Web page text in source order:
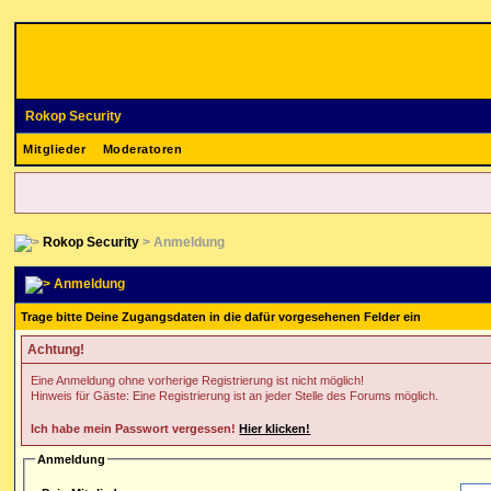
Rokop Security
Mitglieder Moderatoren
Rokop Security > Anmeldung
Anmeldung
Trage bitte Deine Zugangsdaten in die dafür vorgesehenen Felder ein
Achtung!
Eine Anmeldung ohne vorherige Registrierung ist nicht möglich!
Hinweis für Gäste: Eine Registrierung ist an jeder Stelle des Forums möglich.
Ich habe mein Passwort vergessen!Hier klicken!
Anmeldung